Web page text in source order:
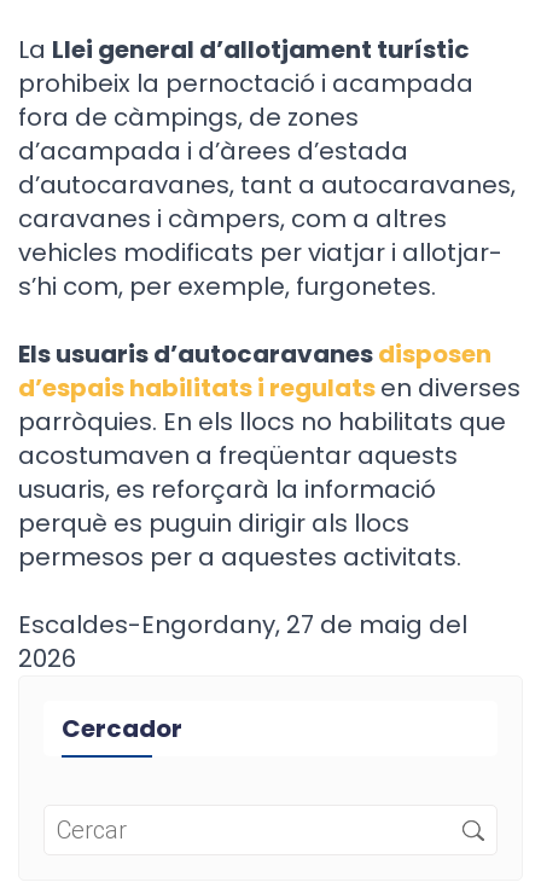
La Llei general d’allotjament turístic
prohibeix la pernoctació i acampada
fora de càmpings, de zones
d’acampada i d’àrees d’estada
d’autocaravanes, tant a autocaravanes,
caravanes i càmpers, com a altres
vehicles modificats per viatjar i allotjar-
s’hi com, per exemple, furgonetes.
Els usuaris d’autocaravanesdisposen
d’espais habilitats i regulatsen diverses
parròquies. En els llocs no habilitats que
acostumaven a freqüentar aquests
usuaris, es reforçarà la informació
perquè es puguin dirigir als llocs
permesos per a aquestes activitats.
Escaldes-Engordany, 27 de maig del
2026
Cercador